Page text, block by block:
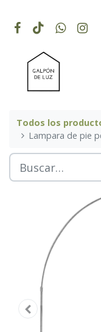
Todos los
Lampara de pie